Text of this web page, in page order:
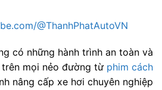
@ThanhPhatAutoVN
có những hành trình an toàn và
mọi nẻo đường từ phim cách
nâng cấp xe hơi chuyên nghiệp